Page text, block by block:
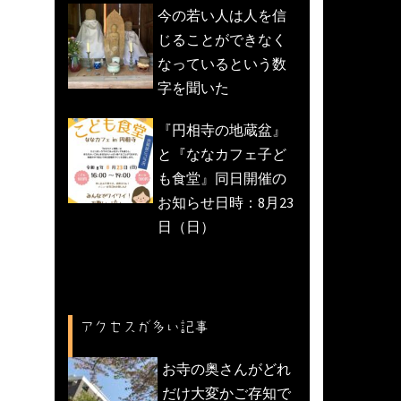
今の若い人は人を信
じることができなく
なっているという数
字を聞いた
『円相寺の地蔵盆』
と『ななカフェ子ど
も食堂』同日開催の
お知らせ日時：8月23
日（日）
アクセスが多い記事
お寺の奥さんがどれ
だけ大変かご存知で